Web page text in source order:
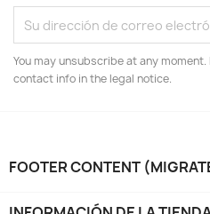
You may unsubscribe at any
contact info in the legal notice.
FOOTER CONTENT